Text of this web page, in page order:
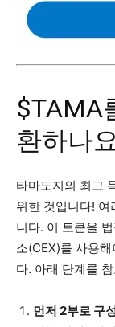
$TAMA
환하나
타마도지의 최고
위한 것입니다!
니다. 이 토큰을
소(CEX)를 사용
다. 아래 단계를
먼저 2부로 구